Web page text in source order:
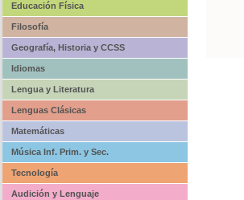
Educación Física
Filosofía
Geografía, Historia y CCSS
Idiomas
Lengua y Literatura
Lenguas Clásicas
Matemáticas
Música Inf. Prim. y Sec.
Tecnología
Audición y Lenguaje